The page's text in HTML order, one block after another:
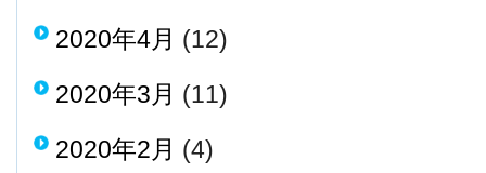
2020年4月 (12)
2020年3月 (11)
2020年2月 (4)